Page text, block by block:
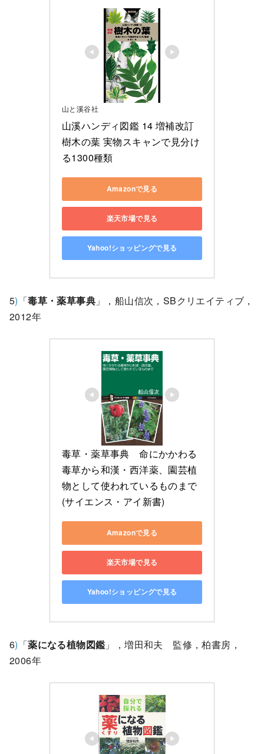
山と溪谷社
山溪ハンディ図鑑 14 増補改訂
樹木の葉 実物スキャンで見分け
る1300種類
Amazonで見る
楽天市場で見る
Yahoo!ショッピングで見る
5) 「毒草・薬草事典 」，船山信次，SBクリエイティブ，
2012年
毒草・薬草事典　命にかかわる
毒草から和漢・西洋薬、園芸植
物として使われているものまで
(サイエンス・アイ新書)
Amazonで見る
楽天市場で見る
Yahoo!ショッピングで見る
6) 「薬になる植物図鑑 」，増田和夫 監修，柏書房，
2006年